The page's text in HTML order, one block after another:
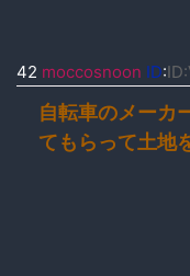
42 moccosnoon ID:
自転車のメーカ
てもらって土地